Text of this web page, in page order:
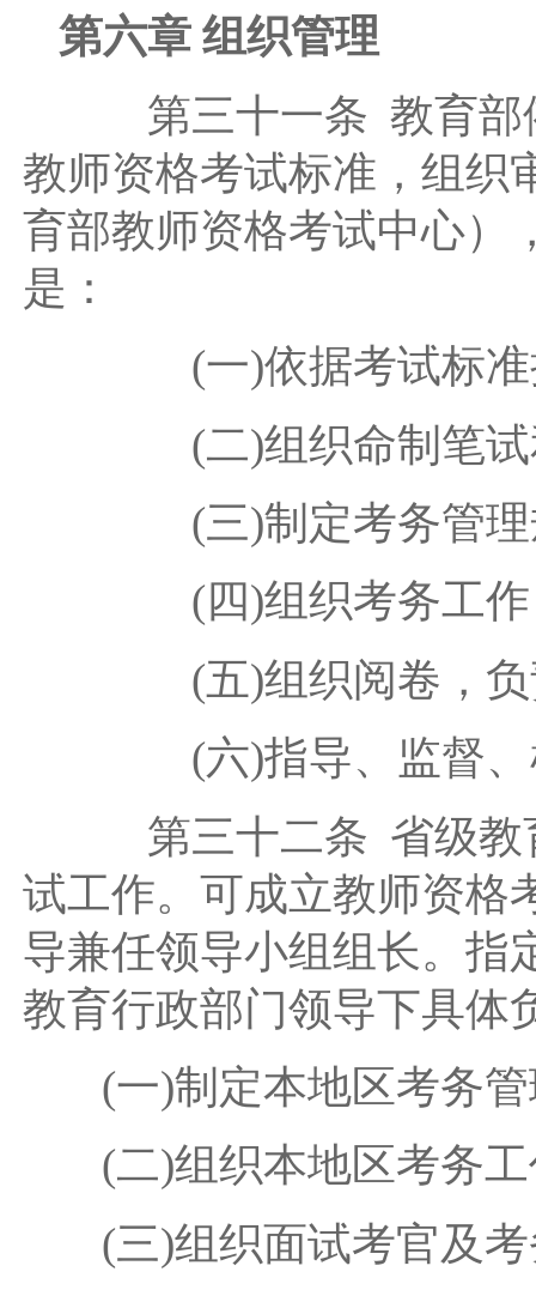
第六章 组织管理
第三十一条 教育部
教师资格考试标准，组织
育部教师资格考试中心）
是：
(一)依据考试标准
(二)组织命制笔试和
(三)制定考务管理规
(四)组织考务工作
(五)组织阅卷，负
(六)指导、监督、检
第三十二条 省级教
试工作。可成立教师资格
导兼任领导小组组长。指
教育行政部门领导下具体
(一)制定本地区考务
(二)组织本地区考务
(三)组织面试考官及